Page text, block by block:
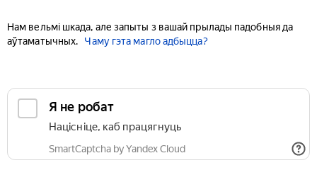
Нам вельмі шкада, але запыты з вашай прылады падобныя да
аўтаматычных.
Чаму гэта магло адбыцца?
Я не робат
Націсніце, каб працягнуць
SmartCaptcha by Yandex Cloud